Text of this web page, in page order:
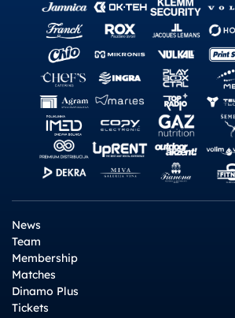
News
Team
Membership
Matches
Dinamo Plus
Tickets